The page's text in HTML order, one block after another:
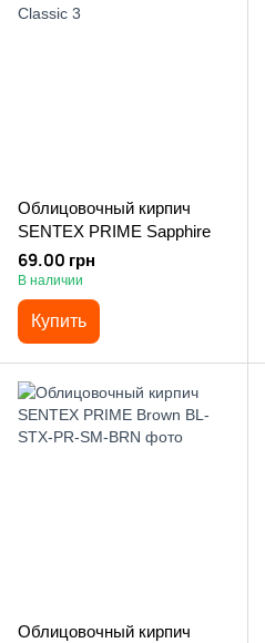
Облицовочный кирпич
SENTEX PRIME Sapphire
69.00 грн
В наличии
Купить
Облицовочный кирпич